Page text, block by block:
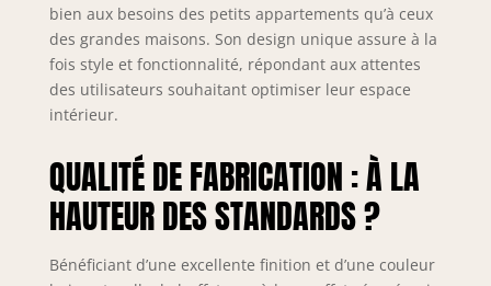
bien aux besoins des petits appartements qu’à ceux
des grandes maisons. Son design unique assure à la
fois style et fonctionnalité, répondant aux attentes
des utilisateurs souhaitant optimiser leur espace
intérieur.
QUALITÉ DE FABRICATION : À LA
HAUTEUR DES STANDARDS ?
Bénéficiant d’une excellente finition et d’une couleur